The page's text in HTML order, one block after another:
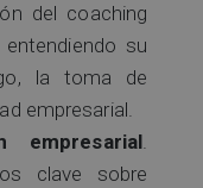
del coaching
su
la toma de
empresarial.
empresarial.
clave sobre